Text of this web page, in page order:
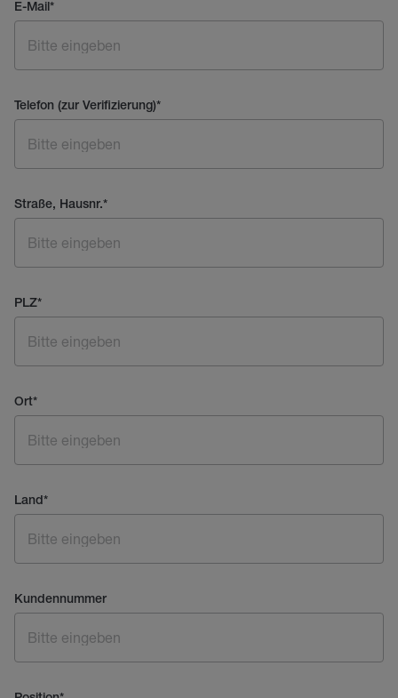
E-Mail*
Telefon (zur Verifizierung)*
Straße, Hausnr.*
PLZ*
Ort*
Land*
Kundennummer